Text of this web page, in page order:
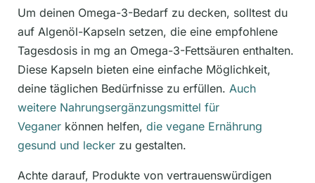
Um deinen Omega-3-Bedarf zu decken, solltest du
auf Algenöl-Kapseln setzen, die eine empfohlene
Tagesdosis in mg an Omega-3-Fettsäuren enthalten.
Diese Kapseln bieten eine einfache Möglichkeit,
deine täglichen Bedürfnisse zu erfüllen. Auch
weitere Nahrungsergänzungsmittel für
Veganer können helfen, die vegane Ernährung
gesund und lecker zu gestalten.
Achte darauf, Produkte von vertrauenswürdigen